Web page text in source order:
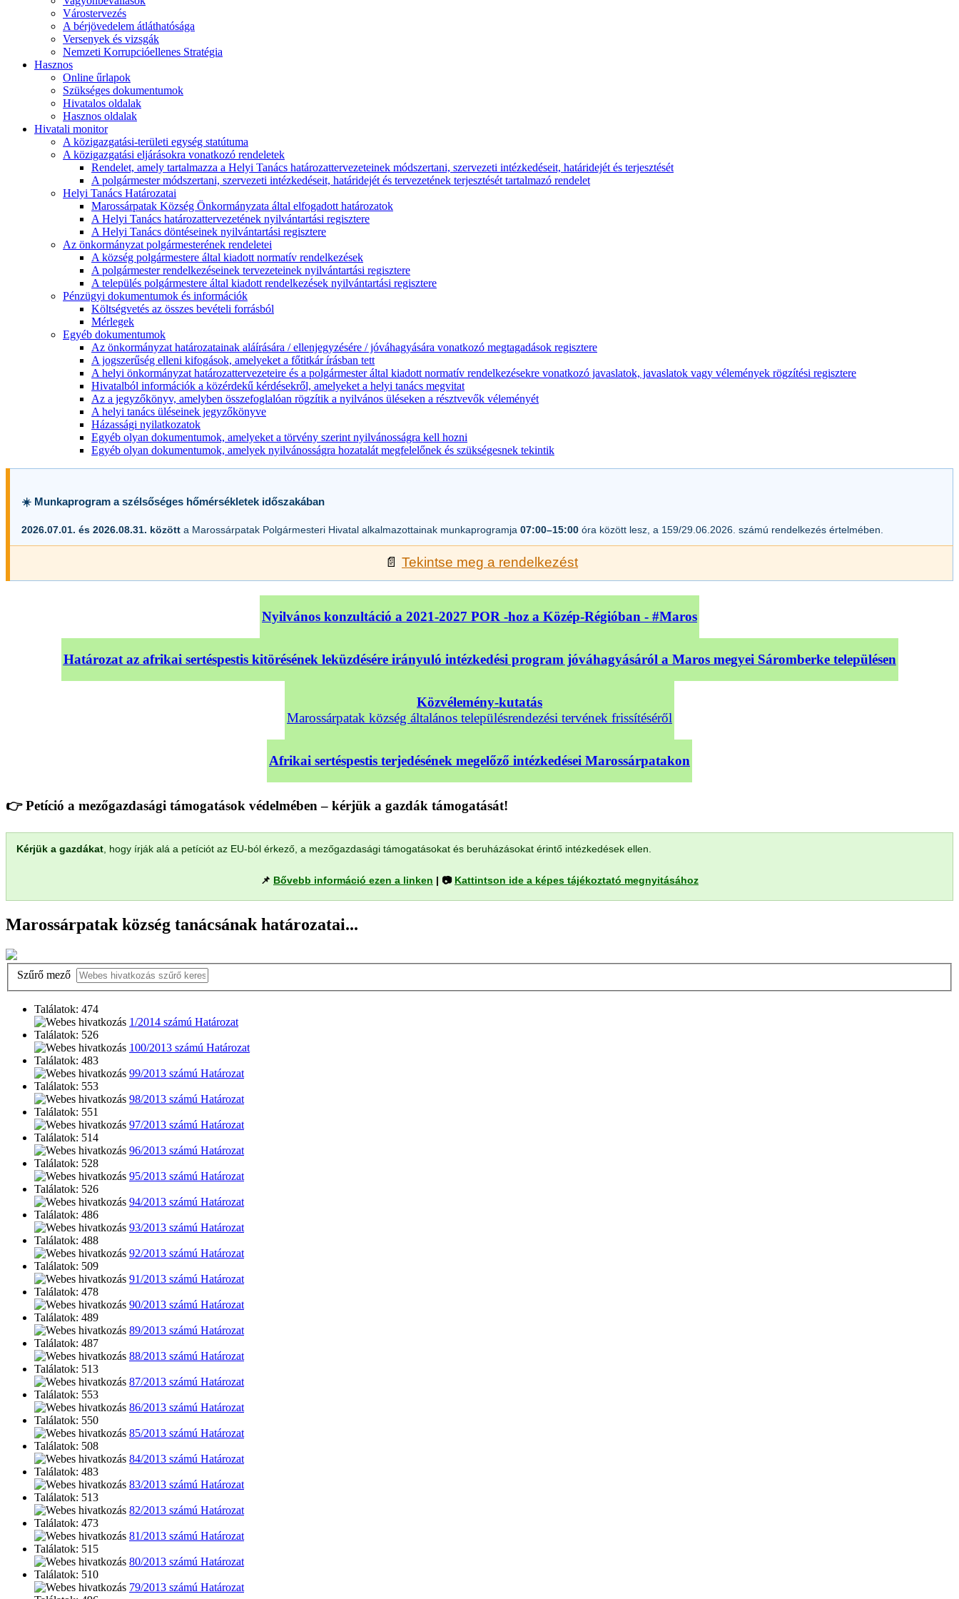
Várostervezés
A bérjövedelem átláthatósága
Versenyek és vizsgák
Nemzeti Korrupcióellenes Stratégia
Hasznos
Online űrlapok
Szükséges dokumentumok
Hivatalos oldalak
Hasznos oldalak
Hivatali monitor
A közigazgatási-területi egység statútuma
A közigazgatási eljárásokra vonatkozó rendeletek
Rendelet, amely tartalmazza a Helyi Tanács határozattervezeteinek módszertani, szervezeti intézkedéseit, határidejét és terjesztését
A polgármester módszertani, szervezeti intézkedéseit, határidejét és tervezetének terjesztését tartalmazó rendelet
Helyi Tanács Határozatai
Marossárpatak Község Önkormányzata által elfogadott határozatok
A Helyi Tanács határozattervezetének nyilvántartási regisztere
A Helyi Tanács döntéseinek nyilvántartási regisztere
Az önkormányzat polgármesterének rendeletei
A község polgármestere által kiadott normatív rendelkezések
A polgármester rendelkezéseinek tervezeteinek nyilvántartási regisztere
A település polgármestere által kiadott rendelkezések nyilvántartási regisztere
Pénzügyi dokumentumok és információk
Költségvetés az összes bevételi forrásból
Mérlegek
Egyéb dokumentumok
Az önkormányzat határozatainak aláírására / ellenjegyzésére / jóváhagyására vonatkozó megtagadások regisztere
A jogszerűség elleni kifogások, amelyeket a főtitkár írásban tett
A helyi önkormányzat határozattervezeteire és a polgármester által kiadott normatív rendelkezésekre vonatkozó javaslatok, javaslatok vagy vélemények rögzítési regisztere
Hivatalból információk a közérdekű kérdésekről, amelyeket a helyi tanács megvitat
Az a jegyzőkönyv, amelyben összefoglalóan rögzítik a nyilvános üléseken a résztvevők véleményét
A helyi tanács üléseinek jegyzőkönyve
Házassági nyilatkozatok
Egyéb olyan dokumentumok, amelyeket a törvény szerint nyilvánosságra kell hozni
Egyéb olyan dokumentumok, amelyek nyilvánosságra hozatalát megfelelőnek és szükségesnek tekintik
☀️ Munkaprogram a szélsőséges hőmérsékletek időszakában
2026.07.01. és 2026.08.31. között a Marossárpatak Polgármesteri Hivatal alkalmazottainak munkaprogramja 07:00–15:00 óra között lesz, a 159/29.06.2026. számú rendelkezés értelmében.
📄 Tekintse meg a rendelkezést
Nyilvános konzultáció a 2021-2027 POR -hoz a Közép-Régióban - #Maros
Határozat az afrikai sertéspestis kitörésének leküzdésére irányuló intézkedési program jóváhagyásáról a Maros megyei Sáromberke településen
Közvélemény-kutatás
Marossárpatak község általános településrendezési tervének frissítéséről
Afrikai sertéspestis terjedésének megelőző intézkedései Marossárpatakon
👉 Petíció a mezőgazdasági támogatások védelmében – kérjük a gazdák támogatását!
Kérjük a gazdákat , hogy írják alá a petíciót az EU-ból érkező, a mezőgazdasági támogatásokat és beruházásokat érintő intézkedések ellen.
📌 Bővebb információ ezen a linken | 📷 Kattintson ide a képes tájékoztató megnyitásához
Marossárpatak község tanácsának határozatai...
Szűrő mező
Találatok: 474
1/2014 számú Határozat
Találatok: 526
100/2013 számú Határozat
Találatok: 483
99/2013 számú Határozat
Találatok: 553
98/2013 számú Határozat
Találatok: 551
97/2013 számú Határozat
Találatok: 514
96/2013 számú Határozat
Találatok: 528
95/2013 számú Határozat
Találatok: 526
94/2013 számú Határozat
Találatok: 486
93/2013 számú Határozat
Találatok: 488
92/2013 számú Határozat
Találatok: 509
91/2013 számú Határozat
Találatok: 478
90/2013 számú Határozat
Találatok: 489
89/2013 számú Határozat
Találatok: 487
88/2013 számú Határozat
Találatok: 513
87/2013 számú Határozat
Találatok: 553
86/2013 számú Határozat
Találatok: 550
85/2013 számú Határozat
Találatok: 508
84/2013 számú Határozat
Találatok: 483
83/2013 számú Határozat
Találatok: 513
82/2013 számú Határozat
Találatok: 473
81/2013 számú Határozat
Találatok: 515
80/2013 számú Határozat
Találatok: 510
79/2013 számú Határozat